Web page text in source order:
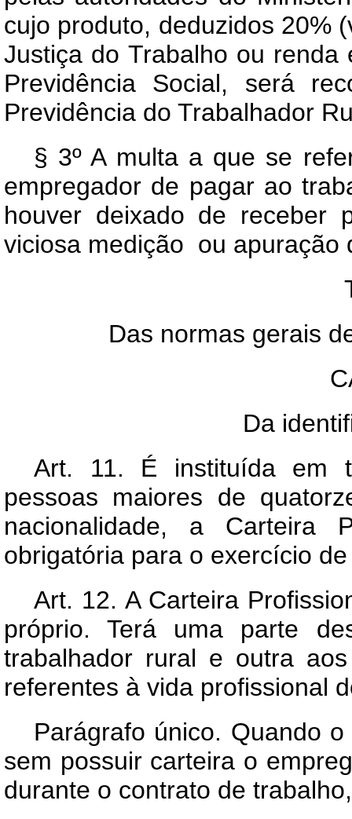
cujo produto, deduzidos 20%
Justiça do Trabalho ou
Previdência Social, será
Previdência do Trabalhador
§ 3º A multa a que se
empregador de pagar ao
houver deixado de receber
viciosa medição ou apuração
Das normas gerais
Da
Art. 11. É instituída em
pessoas maiores de
nacionalidade, a Carteira
obrigatória para o exercício
Art. 12. A Carteira
próprio. Terá uma parte
trabalhador rural e outra
referentes à vida profissional
Parágrafo único. Quando
sem possuir carteira o
durante o contrato de